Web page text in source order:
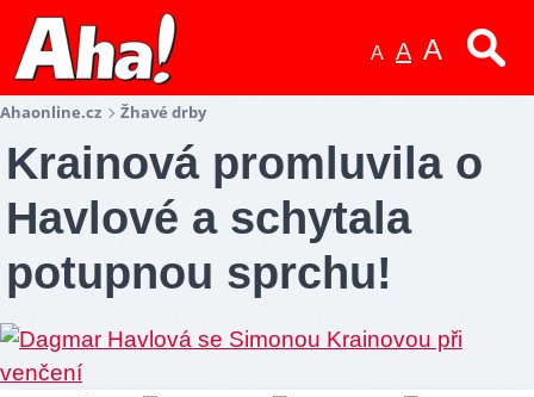
A A A
Ahaonline.cz Žhavé drby
Krainová promluvila o
Havlové a schytala
potupnou sprchu!